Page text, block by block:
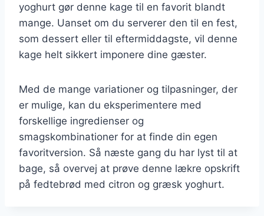
yoghurt gør denne kage til en favorit blandt
mange. Uanset om du serverer den til en fest,
som dessert eller til eftermiddagste, vil denne
kage helt sikkert imponere dine gæster.
Med de mange variationer og tilpasninger, der
er mulige, kan du eksperimentere med
forskellige ingredienser og
smagskombinationer for at finde din egen
favoritversion. Så næste gang du har lyst til at
bage, så overvej at prøve denne lækre opskrift
på fedtebrød med citron og græsk yoghurt.